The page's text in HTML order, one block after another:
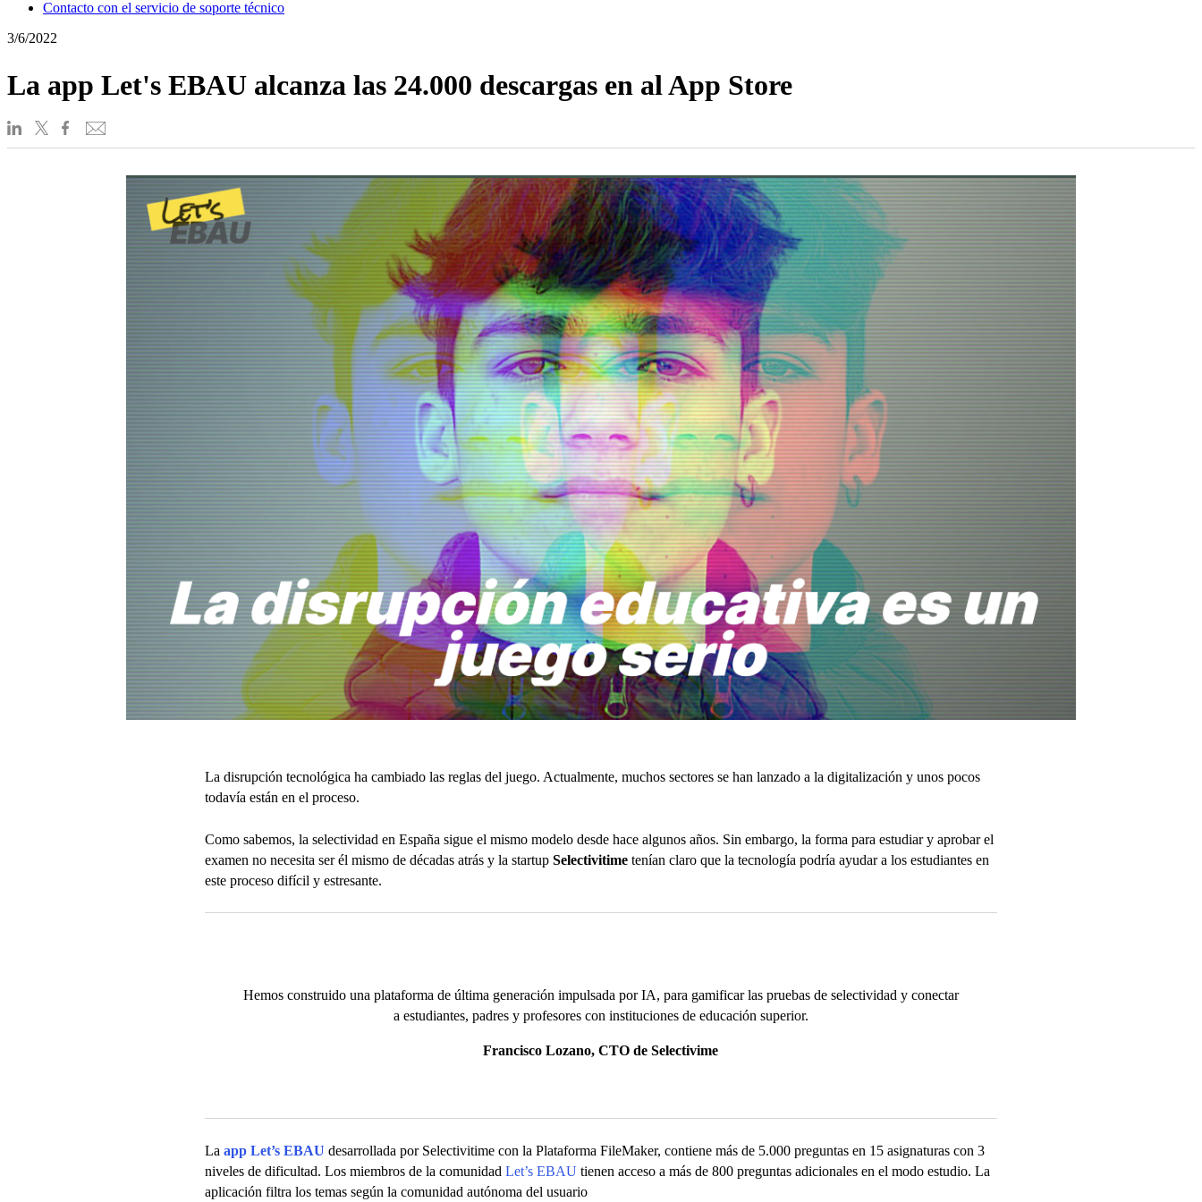
Contacto con el servicio de soporte técnico
3/6/2022
La app Let's EBAU alcanza las 24.000 descargas en al App Store
La disrupción tecnológica ha cambiado las reglas del juego. Actualmente, muchos sectores se han lanzado a la digitalización y unos pocos
todavía están en el proceso.
Como sabemos, la selectividad en España sigue el mismo modelo desde hace algunos años. Sin embargo, la forma para estudiar y aprobar el
examen no necesita ser él mismo de décadas atrás y la startupSelectivitime tenían claro que la tecnología podría ayudar a los estudiantes en
este proceso difícil y estresante.
Hemos construido una plataforma de última generación impulsada por IA, para gamificar las pruebas de selectividad y conectar
a estudiantes, padres y profesores con instituciones de educación superior.
Francisco Lozano, CTO de Selectivime
Laapp Let’s EBAU desarrollada por Selectivitime con la Plataforma FileMaker, contiene más de 5.000 preguntas en 15 asignaturas con 3
niveles de dificultad. Los miembros de la comunidadLet’s EBAU tienen acceso a más de 800 preguntas adicionales en el modo estudio. La
aplicación filtra los temas según la comunidad autónoma del usuario